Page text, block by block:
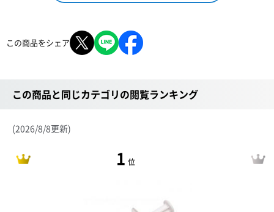
この商品をシェア
この商品と同じカテゴリの閲覧ランキング
(2026/8/8更新)
1 位